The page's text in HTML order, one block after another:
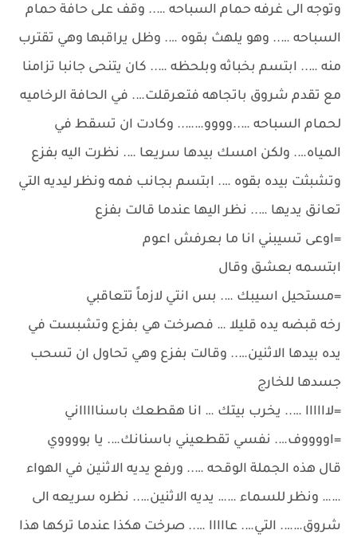
وتوجه الى غرفه حمام السباحه ….. وقف على حافة حمام
السباحه ….. وهو يلهث بقوه …. وظل يراقبها وهي تقترب
منه ….. ابتسم بخباثه وبلحظه ….. كان يتنحى جانبا تزامنا
مع تقدم شروق باتجاهه فتعرقلت…. في الحافة الرخاميه
لحمام السباحه …..وووو…….. وكادت ان تسقط في
المياه…. ولكن امسك بيدها سريعا …. نظرت اليه بفزع
وتشبثت بيده بقوه …. ابتسم بجانب فمه ونظر ليديه التي
تعانق يديها ….. نظر اليها عندما قالت بفزع
=اوعى تسيبني انا ما بعرفش اعوم
ابتسمه بعشق وقال
=مستحيل اسيبك …. بس انتي لازماً تتعاقبي
رخه قبضه يده قليلا … فصرخت هي بفزع وتشبست في
يده بيدها الاثنين….. وقالت بفزع وهي تحاول ان تسحب
جسدها للخارج
=لاااااا ….. يخرب بيتك … انا هقطعك باسناااااني
=اووووف…. نفسي تقطعيني باسنانك…. يا بووووي
قال هذه الجملة الوقحه ….. ورفع يديه الاثنين في الهواء
…… ونظر للسماء …… يديه الاثنين….. نظره سريعه الى
شروق……. التي…. عااااا ….. صرخت هكذا عندما تركها هذا